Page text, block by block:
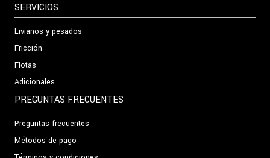
SERVICIOS
Livianos y pesados
Fricción
Flotas
Adicionales
PREGUNTAS FRECUENTES
Preguntas frecuentes
Métodos de pago